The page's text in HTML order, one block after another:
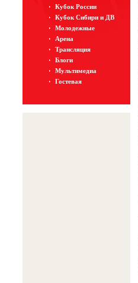
Кубок России
Кубок Сибири и ДВ
Молодежные
Арена
Трансляция
Блоги
Мультимедиа
Гостевая